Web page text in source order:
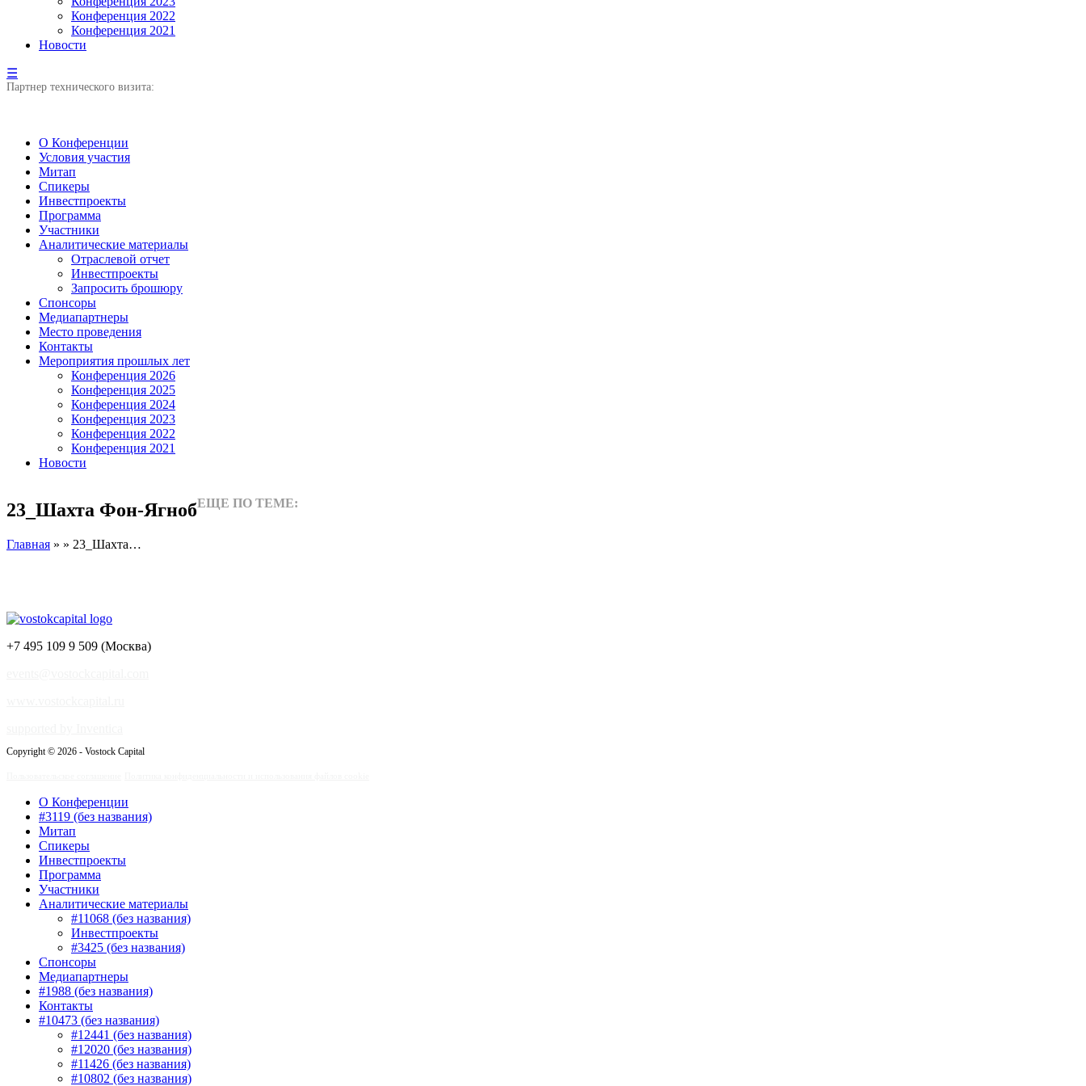
Конференция 2022
Конференция 2021
Новости
☰
Партнер технического визита:
О Конференции
Условия участия
Митап
Спикеры
Инвестпроекты
Программа
Участники
Аналитические материалы
Отраслевой отчет
Инвестпроекты
Запросить брошюру
Спонсоры
Медиапартнеры
Место проведения
Контакты
Мероприятия прошлых лет
Конференция 2026
Конференция 2025
Конференция 2024
Конференция 2023
Конференция 2022
Конференция 2021
Новости
23_Шахта Фон-Ягноб
Главная » » 23_Шахта…
ЕЩЕ ПО ТЕМЕ:
+7 495 109 9 509 (Москва)
Copyright © 2026 - Vostock Capital
О Конференции
#3119 (без названия)
Митап
Спикеры
Инвестпроекты
Программа
Участники
Аналитические материалы
#11068 (без названия)
Инвестпроекты
#3425 (без названия)
Спонсоры
Медиапартнеры
#1988 (без названия)
Контакты
#10473 (без названия)
#12441 (без названия)
#12020 (без названия)
#11426 (без названия)
#10802 (без названия)